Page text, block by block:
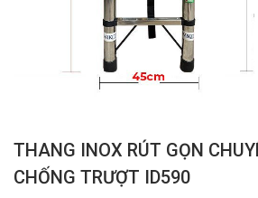
THANG INOX RÚT GỌN
CHỐNG TRƯỢT ID590